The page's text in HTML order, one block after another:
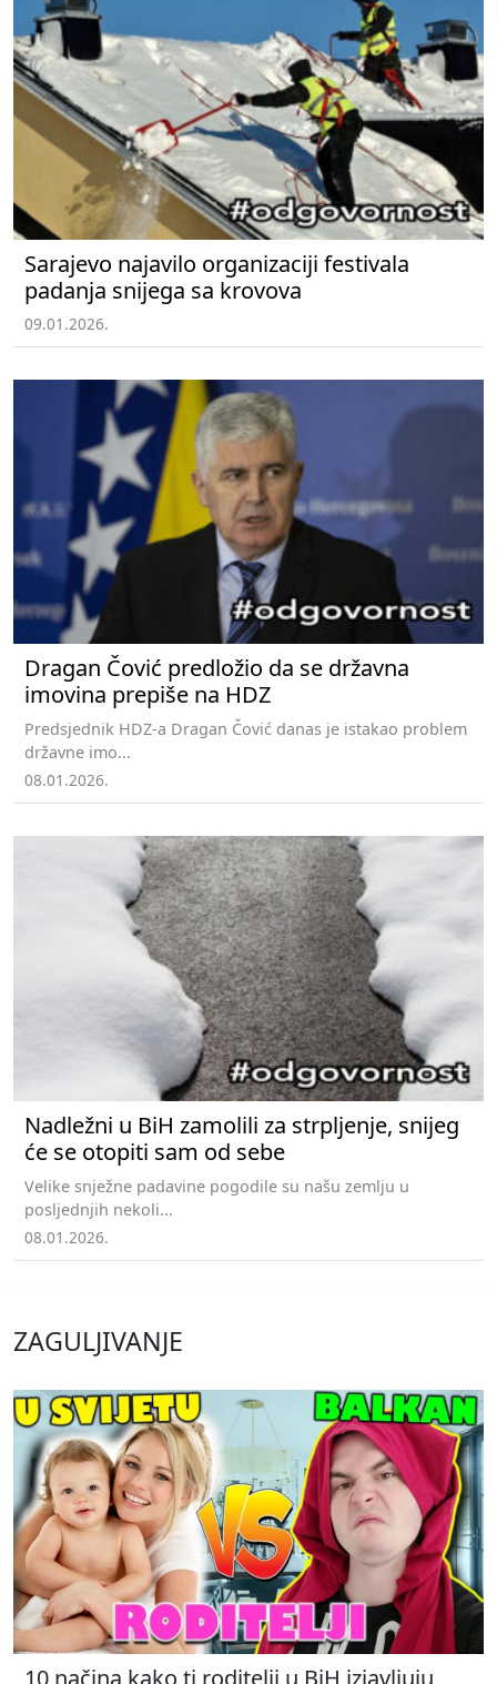
Sarajevo najavilo organizaciji festivala
padanja snijega sa krovova
09.01.2026.
Dragan Čović predložio da se državna
imovina prepiše na HDZ
Predsjednik HDZ-a Dragan Čović danas je istakao problem
državne imo...
08.01.2026.
Nadležni u BiH zamolili za strpljenje, snijeg
će se otopiti sam od sebe
Velike snježne padavine pogodile su našu zemlju u
posljednjih nekoli...
08.01.2026.
ZAGULJIVANJE